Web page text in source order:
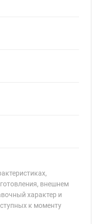
внешнем
характер и
к моменту